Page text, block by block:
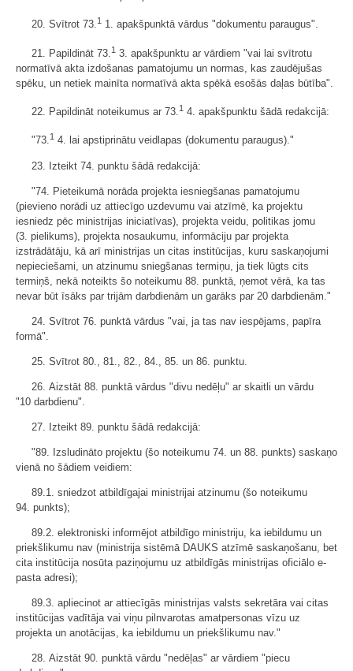
20. Svītrot 73.1 1. apakšpunktā vārdus "dokumentu paraugus".
21. Papildināt 73. 1 3. apakšpunktu ar vārdiem "vai lai svītrotu
normatīvā akta izdošanas pamatojumu un normas, kas zaudējušas
spēku, un netiek mainīta normatīvā akta spēkā esošās daļas būtība".
22. Papildināt noteikumus ar 73.1 4. apakšpunktu šādā redakcijā:
"73.1 4. lai apstiprinātu veidlapas (dokumentu paraugus)."
23. Izteikt 74. punktu šādā redakcijā:
"74. Pieteikumā norāda projekta iesniegšanas pamatojumu
(pievieno norādi uz attiecīgo uzdevumu vai atzīmē, ka projektu
iesniedz pēc ministrijas iniciatīvas), projekta veidu, politikas jomu
(3. pielikums), projekta nosaukumu, informāciju par projekta
izstrādātāju, kā arī ministrijas un citas institūcijas, kuru saskaņojumi
nepieciešami, un atzinumu sniegšanas termiņu, ja tiek lūgts cits
termiņš, nekā noteikts šo noteikumu 88. punktā, ņemot vērā, ka tas
nevar būt īsāks par trijām darbdienām un garāks par 20 darbdienām."
24. Svītrot 76. punktā vārdus "vai, ja tas nav iespējams, papīra
formā".
25. Svītrot 80., 81., 82., 84., 85. un 86. punktu.
26. Aizstāt 88. punktā vārdus "divu nedēļu" ar skaitli un vārdu
"10 darbdienu".
27. Izteikt 89. punktu šādā redakcijā:
"89. Izsludināto projektu (šo noteikumu 74. un 88. punkts) saskaņo
vienā no šādiem veidiem:
89.1. sniedzot atbildīgajai ministrijai atzinumu (šo noteikumu
94. punkts);
89.2. elektroniski informējot atbildīgo ministriju, ka iebildumu un
priekšlikumu nav (ministrija sistēmā DAUKS atzīmē saskaņošanu, bet
cita institūcija nosūta paziņojumu uz atbildīgās ministrijas oficiālo e-
pasta adresi);
89.3. apliecinot ar attiecīgās ministrijas valsts sekretāra vai citas
institūcijas vadītāja vai viņu pilnvarotas amatpersonas vīzu uz
projekta un anotācijas, ka iebildumu un priekšlikumu nav."
28. Aizstāt 90. punktā vārdu "nedēļas" ar vārdiem "piecu